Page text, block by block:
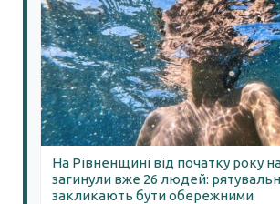
На Рівненщині від початку року
загинули вже 26 людей:
закликають бути обережними